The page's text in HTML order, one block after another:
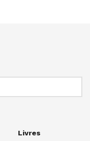
Livres